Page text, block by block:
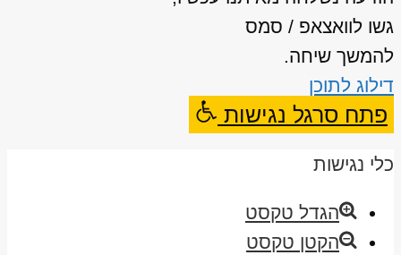
גשו לוואצאפ / סמס
להמשך שיחה.
דילוג לתוכן
פתח סרגל נגישות
כלי נגישות
הגדל טקסט
הקטן טקסט